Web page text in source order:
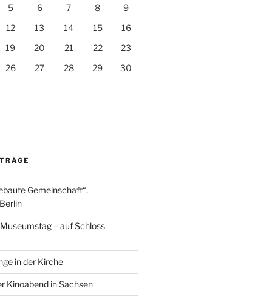
5
6 7 8
9
12
13 14 15
16
19
20 21 22
23
26
27 28 29 30
Gemeinschaft“,
– auf Schloss
in der Kirche
Kinoabend in Sachsen